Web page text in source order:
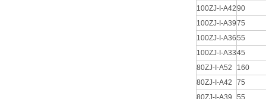
100ZJ-I-A4290
100ZJ-I-A3975
100ZJ-I-A3655
100ZJ-I-A3345
80ZJ-I-A52
160
80ZJ-I-A42
75
80ZJ-I-A39
55